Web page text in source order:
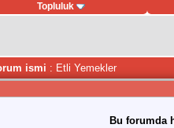
Topluluk
ismi : Etli Yemekler
Bu forumda